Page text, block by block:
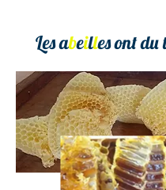
Les abeilles ont